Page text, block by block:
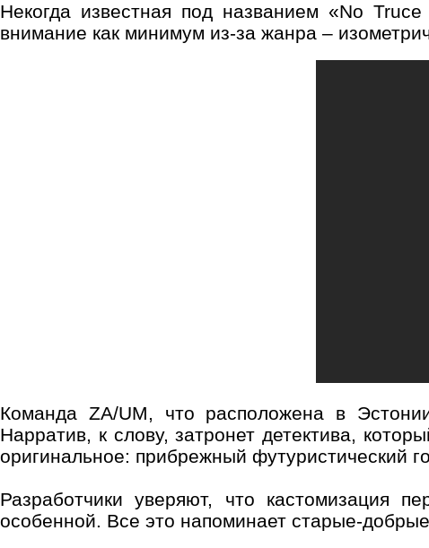
Некогда известная под названием «No
внимание как минимум из-за жанра –
Команда ZA/UM, что расположена в
Нарратив, к слову, затронет детектива,
оригинальное: прибрежный футуристический
Разработчики уверяют, что кастомизация
особенной. Все это напоминает старые-